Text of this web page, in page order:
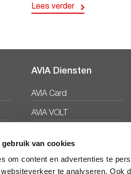
gebruik van cookies
om content en advertenties te
te analyseren. Ook
Lees verder
AVIA Diensten
AVIA Card
AVIA VOLT